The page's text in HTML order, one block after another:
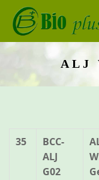
ALJ
35
BCC-
ALJ
G02